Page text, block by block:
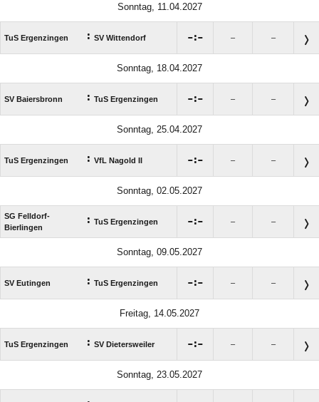
Sonntag, 11.04.2027
TuS Ergenzingen : SV Wittendorf : – –
Sonntag, 18.04.2027
SV Baiersbronn : TuS Ergenzingen : – –
Sonntag, 25.04.2027
TuS Ergenzingen : VfL Nagold II : – –
Sonntag, 02.05.2027
SG Felldorf-
Bierlingen
: TuS Ergenzingen : – –
Sonntag, 09.05.2027
SV Eutingen : TuS Ergenzingen : – –
Freitag, 14.05.2027
TuS Ergenzingen : SV Dietersweiler : – –
Sonntag, 23.05.2027